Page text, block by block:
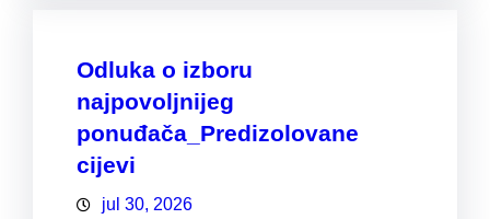
Odluka o izboru
najpovoljnijeg
ponuđača_Predizolovane
cijevi
jul 30, 2026